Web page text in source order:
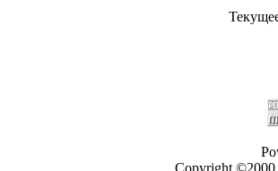
Copyright ©2000